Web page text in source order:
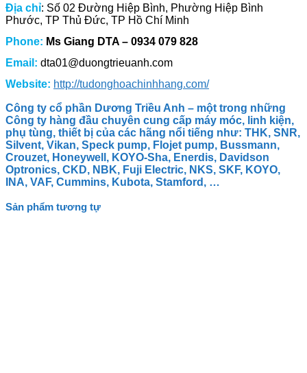
Địa chỉ: Số 02 Đường Hiệp Bình, Phường Hiệp Bình
Phước, TP Thủ Đức, TP Hồ Chí Minh
Phone: Ms Giang DTA – 0934 079 828
Email: dta01@duongtrieuanh.com
Website: http://tudonghoachinhhang.com/
Công ty cổ phần Dương Triều Anh – một trong những
Công ty hàng đầu chuyên cung cấp máy móc, linh kiện,
phụ tùng, thiết bị của các hãng nổi tiếng như: THK, SNR,
Silvent, Vikan, Speck pump, Flojet pump, Bussmann,
Crouzet, Honeywell, KOYO-Sha, Enerdis, Davidson
Optronics, CKD, NBK, Fuji Electric, NKS, SKF, KOYO,
INA, VAF, Cummins, Kubota, Stamford, …
Sản phẩm tương tự